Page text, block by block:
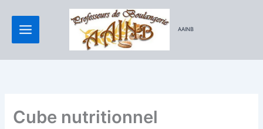
contenu
AAINB
Cube nutritionnel